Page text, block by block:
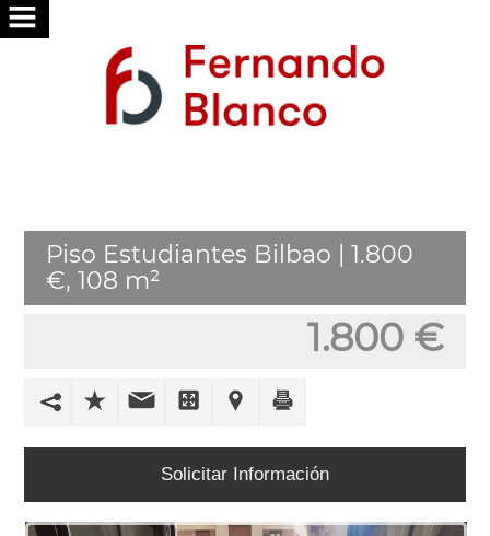
NOSOTROS
BUSCAMOS
POR
VIVIENDA
TRABAJA
NOSOTROS
Piso Estudiantes Bilbao | 1.800
€, 108 m²
1.800 €
Solicitar Información